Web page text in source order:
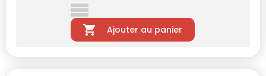
Ajouter au panier